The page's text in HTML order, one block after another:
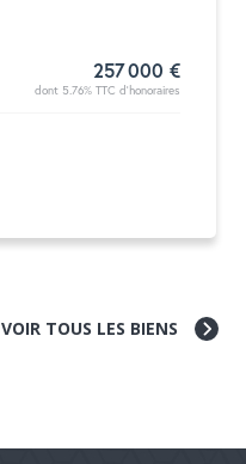
257 000 €
dont 5.76% TTC d'honoraires
VOIR TOUS LES BIENS